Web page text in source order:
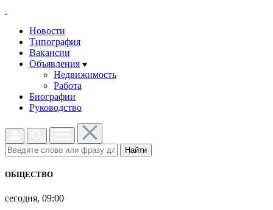
Новости
Типография
Вакансии
Объявления
Недвижимость
Работа
Биографии
Руководство
Найти
ОБЩЕСТВО
сегодня, 09:00